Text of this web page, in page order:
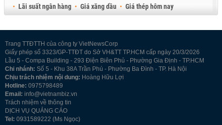
Lãi suất ngân hàng
Giá xăng dầu
Giá thép hôm nay
Trang TTĐTTH của công ty VietNewsCorp
Giấy phép số 3323/GP-TTĐT do Sở VH&TT TP.HCM cấp ngày 20/3/2026
Lầu 5 - Compa Building - 293 Điện Biên Phủ - Phường Gia Định - TP.HCM
Chi nhánh: Số 5 - Khu 38A Trần Phú - Phường Ba Đình - TP. Hà Nội
Chịu trách nhiệm nội dung: Hoàng Hữu Lợi
Hotline: 0975798489
Email: info@vietnambiz.vn
Trách nhiệm về thông tin
DỊCH VỤ QUẢNG CÁO
Tel: 0931589222 (Ms Ngọc)